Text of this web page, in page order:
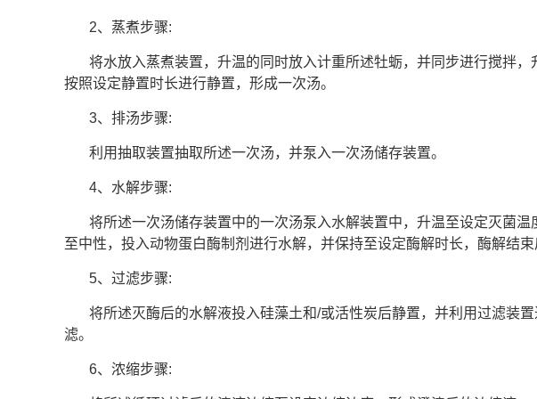
2、蒸煮步骤:
将水放入蒸煮装置，升温的同时放入计重所述牡蛎，并同步进行搅拌
按照设定静置时长进行静置，形成一次汤。
3、排汤步骤:
利用抽取装置抽取所述一次汤，并泵入一次汤储存装置。
4、水解步骤:
将所述一次汤储存装置中的一次汤泵入水解装置中，升温至设定灭菌
至中性，投入动物蛋白酶制剂进行水解，并保持至设定酶解时长，酶解结
5、过滤步骤:
将所述灭酶后的水解液投入硅藻土和/或活性炭后静置，并利用过滤装
滤。
6、浓缩步骤: